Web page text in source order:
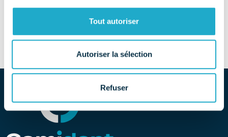
Tout autoriser
Autoriser la sélection
Refuser
SITE